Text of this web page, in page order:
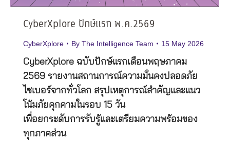
CyberXplore ปักษ์แรก พ.ค.2569
CyberXplore By The Intelligence Team 15 May 2026
CyberXplore ฉบับปักษ์แรกเดือนพฤษภาคม
2569 รายงานสถานการณ์ความมั่นคงปลอดภัย
ไซเบอร์จากทั่วโลก สรุปเหตุการณ์สำคัญและแนว
โน้มภัยคุกคามในรอบ 15 วัน
เพื่อยกระดับการรับรู้และเตรียมความพร้อมของ
ทุกภาคส่วน